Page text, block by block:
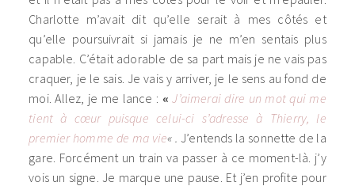
Charlotte m’avait dit qu’elle serait à mes côtés et
qu’elle poursuivrait si jamais je ne m’en sentais plus
capable. C’était adorable de sa part mais je ne vais pas
craquer, je le sais. Je vais y arriver, je le sens au fond de
moi. Allez, je me lance : «J’aimerai dire un mot qui me
tient à cœur puisque celui-ci s’adresse à Thierry, le
premier homme de ma vie« .J’entends la sonnette de la
gare. Forcément un train va passer à ce moment-là. j’y
vois un signe. Je marque une pause. Et j’en profite pour